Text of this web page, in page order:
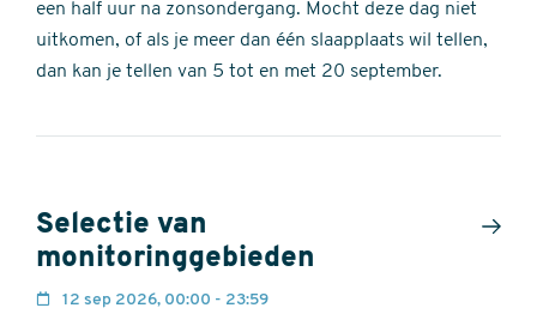
een half uur na zonsondergang. Mocht deze dag niet
uitkomen, of als je meer dan één slaapplaats wil tellen,
dan kan je tellen van 5 tot en met 20 september.
Selectie van
monitoringgebieden
12 sep 2026, 00:00 - 23:59